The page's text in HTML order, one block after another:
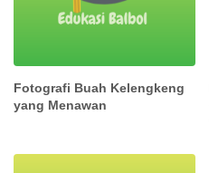
Fotografi Buah Kelengkeng
yang Menawan